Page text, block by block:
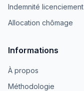
Indemnité licenciement
Allocation chômage
Informations
À propos
Méthodologie